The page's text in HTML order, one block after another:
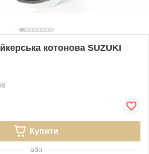
котонова SUZUKI
Купити
або